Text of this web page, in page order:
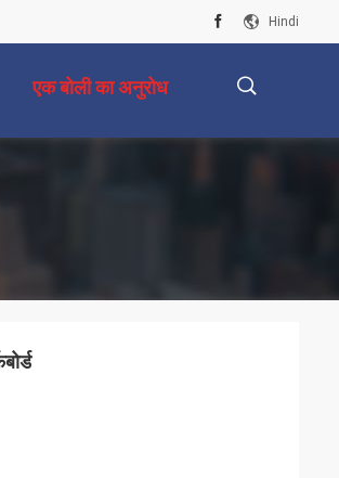
Hindi
एक बोली का अनुरोध